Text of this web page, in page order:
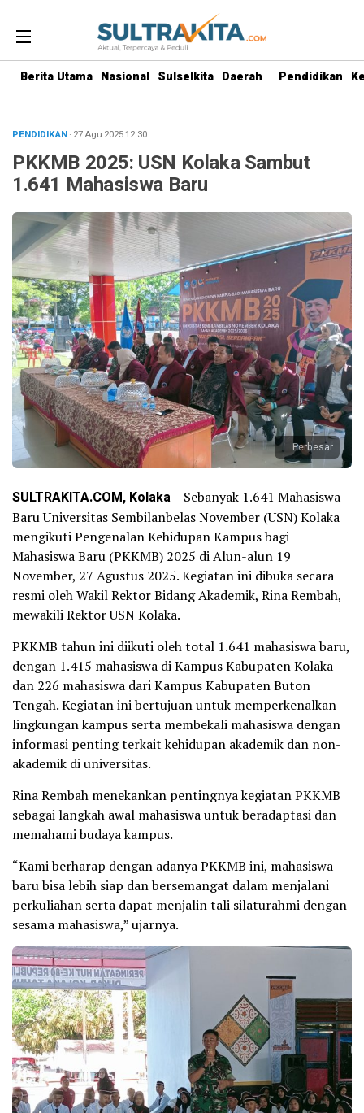
Berita Utama Nasional Sulselkita Daerah Pendidikan
PENDIDIKAN· 27 Agu 202512:30
PKKMB 2025: USN Kolaka Sambut
1.641 Mahasiswa Baru
Perbesar
SULTRAKITA.COM, Kolaka– Sebanyak 1.641 Mahasiswa
Baru Universitas Sembilanbelas November (USN) Kolaka
mengikuti Pengenalan Kehidupan Kampus bagi
Mahasiswa Baru (PKKMB) 2025 di Alun-alun 19
November, 27 Agustus 2025. Kegiatan ini dibuka secara
resmi oleh Wakil Rektor Bidang Akademik, Rina Rembah,
mewakili Rektor USN Kolaka.
PKKMB tahun ini diikuti oleh total 1.641 mahasiswa baru,
dengan 1.415 mahasiswa di Kampus Kabupaten Kolaka
dan 226 mahasiswa dari Kampus Kabupaten Buton
Tengah. Kegiatan ini bertujuan untuk memperkenalkan
lingkungan kampus serta membekali mahasiswa dengan
informasi penting terkait kehidupan akademik dan non-
akademik di universitas.
Rina Rembah menekankan pentingnya kegiatan PKKMB
sebagai langkah awal mahasiswa untuk beradaptasi dan
memahami budaya kampus.
“Kami berharap dengan adanya PKKMB ini, mahasiswa
baru bisa lebih siap dan bersemangat dalam menjalani
perkuliahan serta dapat menjalin tali silaturahmi dengan
sesama mahasiswa,” ujarnya.